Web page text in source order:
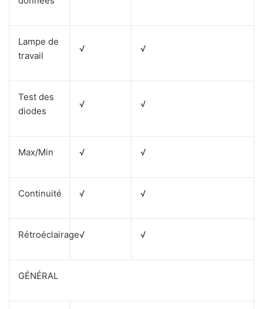
Lampe de
travail
√ √
Test des
diodes
√ √
Max/Min √ √
Continuité √ √
Rétroéclairage√ √
GÉNÉRAL